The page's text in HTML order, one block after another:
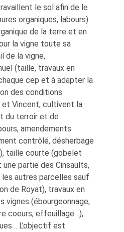
le sol afin de le
organiques, labours)
de la terre et en
la vigne toute sa
de la vigne,
(taille, travaux en
cep et à adapter la
des conditions
Vincent, cultivent la
du terroir et de
amendements
contrôlé, désherbage
taille courte (gobelet
une partie des Cinsaults,
autres parcelles sauf
de Royat), travaux en
vignes (ébourgeonnage,
coeurs, effeuillage…),
L’objectif est